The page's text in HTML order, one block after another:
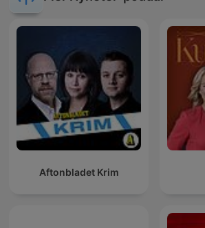
Aftonbladet Krim